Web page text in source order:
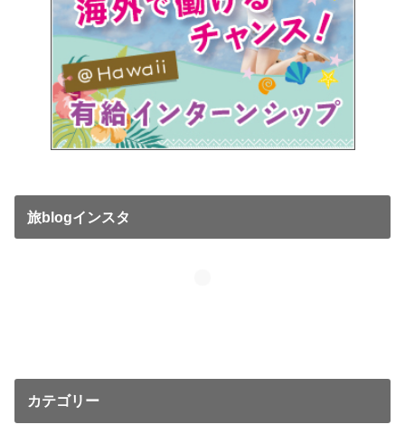
旅blogインスタ
カテゴリー